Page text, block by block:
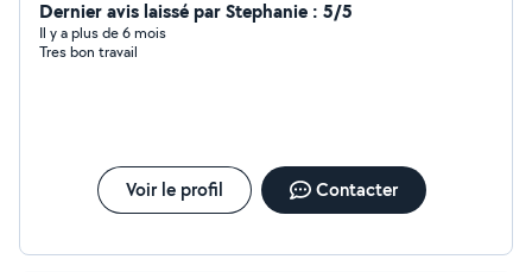
Dernier avis laissé par Stephanie : 5/5
Il y a plus de 6 mois
Tres bon travail
Voir le profil Contacter